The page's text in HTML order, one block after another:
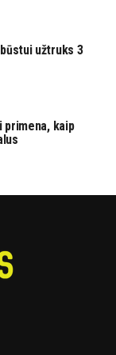
užtruks 3
primena, kaip